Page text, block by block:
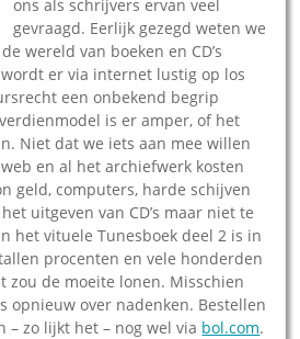
ons als schrijvers ervan veel
gevraagd. Eerlijk gezegd weten we
wereld van boeken en CD’s
er via internet lustig op los
een onbekend begrip
is er amper, of het
Niet dat we iets aan mee willen
en al het archiefwerk kosten
geld, computers, harde schijven
uitgeven van CD’s maar niet te
het vituele Tunesboek deel 2 is in
procenten en vele honderden
zou de moeite lonen. Misschien
opnieuw over nadenken. Bestellen
– zo lijkt het – nog wel via bol.com.